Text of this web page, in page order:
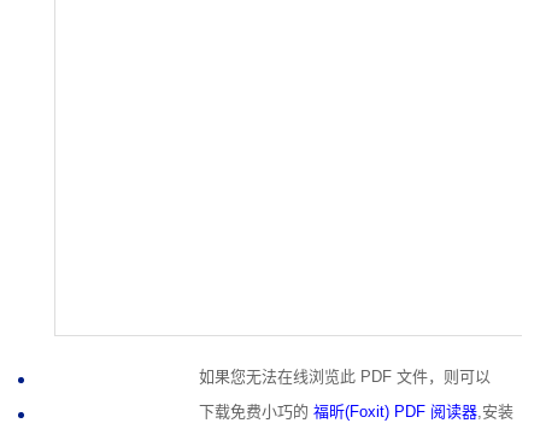
如果您无法在线浏览此 PDF 文件，则可以
下载免费小巧的福昕(Foxit) PDF 阅读器,安装